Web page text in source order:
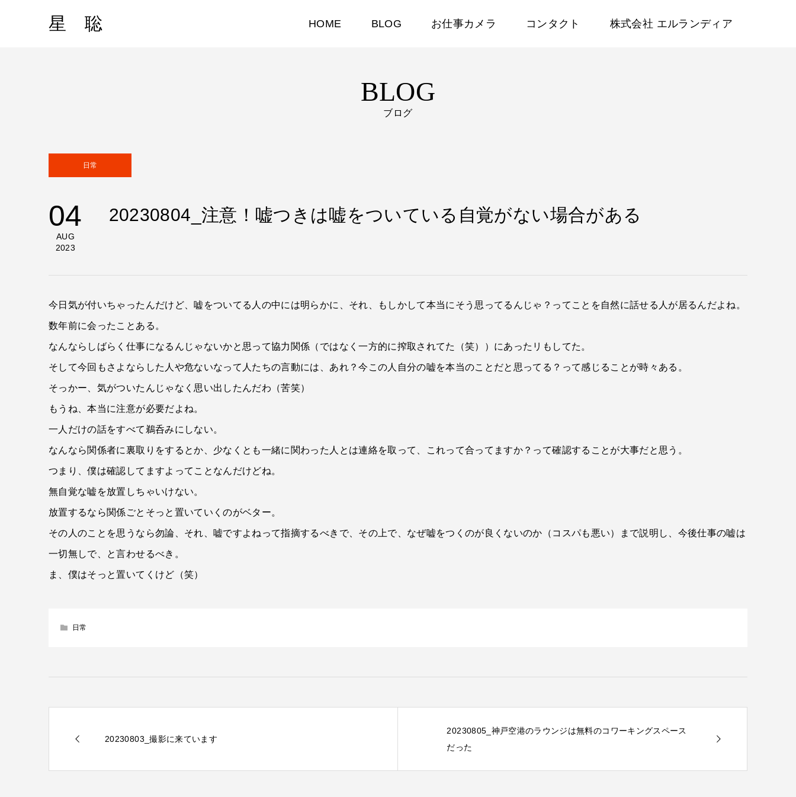
星 聡 HOME BLOG お仕事カメラ コンタクト 株式会社 エルランディア
BLOG
ブログ
日常
04
AUG
2023
20230804_注意！嘘つきは嘘をついている自覚がない場合がある
今日気が付いちゃったんだけど、嘘をついてる人の中には明らかに、それ、もしかして本当にそう思ってるんじゃ？ってことを自然に話せる人が居るんだよね。
数年前に会ったことある。
なんならしばらく仕事になるんじゃないかと思って協力関係（ではなく一方的に搾取されてた（笑））にあったリもしてた。
そして今回もさよならした人や危ないなって人たちの言動には、あれ？今この人自分の嘘を本当のことだと思ってる？って感じることが時々ある。
そっかー、気がついたんじゃなく思い出したんだわ（苦笑）
もうね、本当に注意が必要だよね。
一人だけの話をすべて鵜呑みにしない。
なんなら関係者に裏取りをするとか、少なくとも一緒に関わった人とは連絡を取って、これって合ってますか？って確認することが大事だと思う。
つまり、僕は確認してますよってことなんだけどね。
無自覚な嘘を放置しちゃいけない。
放置するなら関係ごとそっと置いていくのがベター。
その人のことを思うなら勿論、それ、嘘ですよねって指摘するべきで、その上で、なぜ嘘をつくのが良くないのか（コスパも悪い）まで説明し、今後仕事の嘘は
一切無しで、と言わせるべき。
ま、僕はそっと置いてくけど（笑）
日常
20230803_撮影に来ています
20230805_神戸空港のラウンジは無料のコワーキングスペース
だった